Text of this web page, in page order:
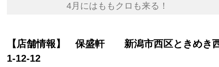
4月にはももクロも来る！
【店舗情報】 保盛軒 新潟市西区ときめき
1-12-12